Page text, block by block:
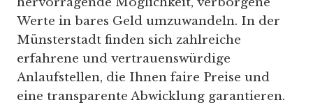
Werte in bares Geld umzuwandeln. In der
Münsterstadt finden sich zahlreiche
erfahrene und vertrauenswürdige
Anlaufstellen, die Ihnen faire Preise und
eine transparente Abwicklung garantieren.